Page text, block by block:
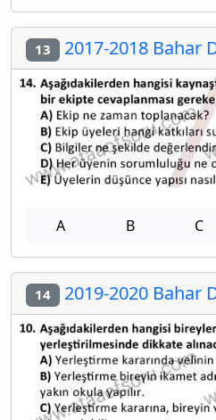
13 2017-2018 Bahar
A B C
14 2019-2020 Bahar